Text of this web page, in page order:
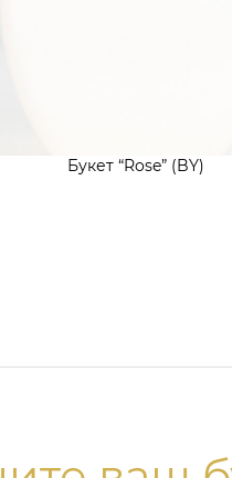
Букет “Rose” (BY)